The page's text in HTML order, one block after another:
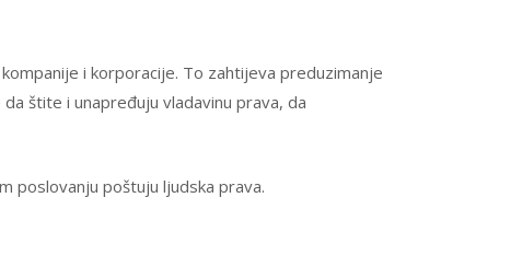
i korporacije. To zahtijeva preduzimanje
štite i unapređuju vladavinu prava, da
poslovanju poštuju ljudska prava.